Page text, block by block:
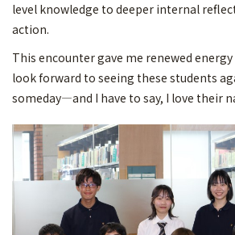
level knowledge to deeper internal
action.
This encounter gave me renewed
look forward to seeing these students
someday—and I have to say, I love their